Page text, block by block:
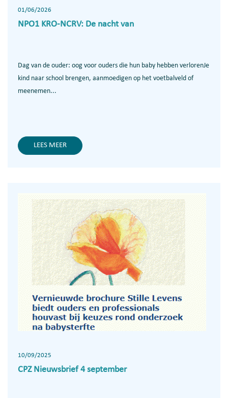
01/06/2026
NPO1 KRO-NCRV: De nacht van
Dag van de ouder: oog voor ouders die hun baby hebben verlorenJe
kind naar school brengen, aanmoedigen op het voetbalveld of
meenemen...
LEES MEER
10/09/2025
CPZ Nieuwsbrief 4 september